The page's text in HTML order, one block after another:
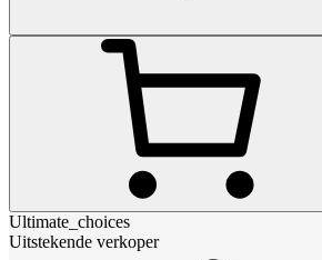
Ultimate_choices
Uitstekende verkoper